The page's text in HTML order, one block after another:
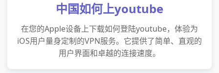
中国如何上youtube
在您的Apple设备上下载如何登陆youtube，体验为
iOS用户量身定制的VPN服务。它提供了简单、直观的
用户界面和卓越的连接速度。